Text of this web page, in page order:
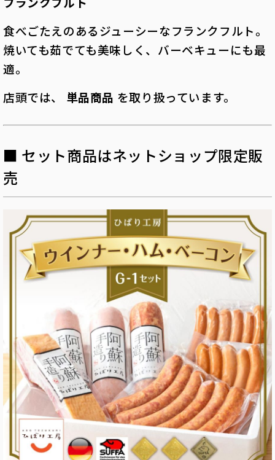
食べごたえのあるジューシーなフランクフルト。
焼いても茹でても美味しく、バーベキューにも最
適。
店頭では、 単品商品 を取り扱っています。
■ セット商品はネットショップ限定販
売